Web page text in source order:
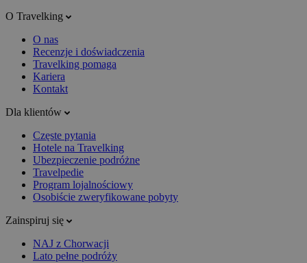
O Travelking
O nas
Recenzje i doświadczenia
Travelking pomaga
Kariera
Kontakt
Dla klientów
Częste pytania
Hotele na Travelking
Ubezpieczenie podróżne
Travelpedie
Program lojalnościowy
Osobiście zweryfikowane pobyty
Zainspiruj się
NAJ z Chorwacji
Lato pełne podróży